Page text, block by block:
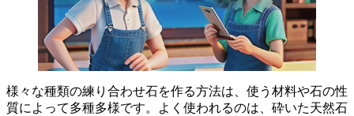
様々な種類の練り合わせ石を作る方法は、使う材料や石の性
質によって多種多様です。よく使われるのは、砕いた天然石